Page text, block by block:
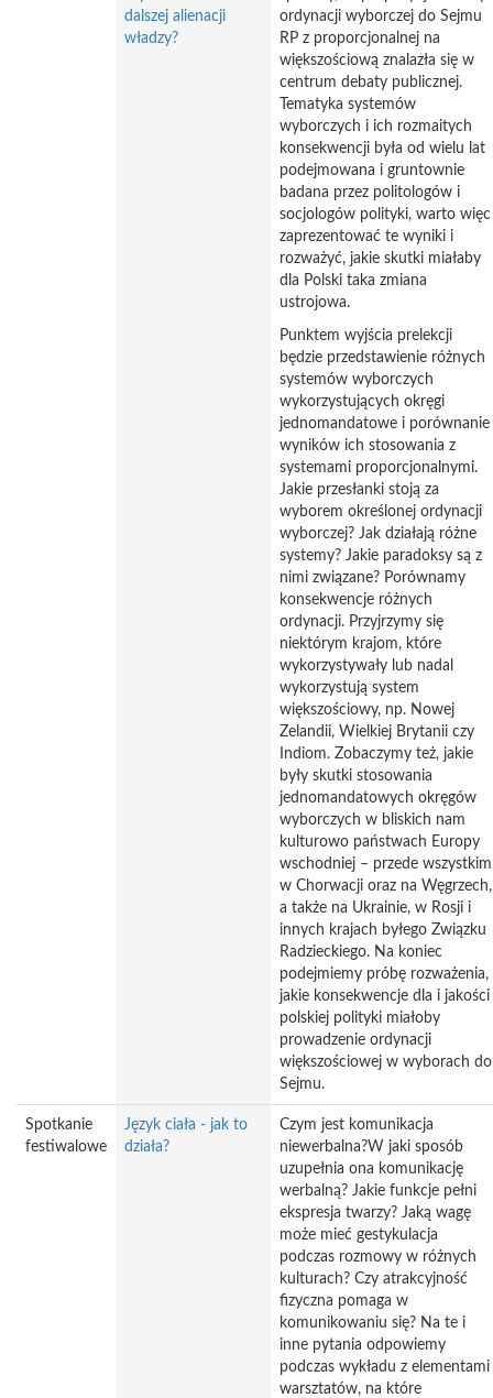
dalszej alienacji
władzy?
ordynacji wyborczej do Sejmu
RP z proporcjonalnej na
większościową znalazła się w
centrum debaty publicznej.
Tematyka systemów
wyborczych i ich rozmaitych
konsekwencji była od wielu lat
podejmowana i gruntownie
badana przez politologów i
socjologów polityki, warto więc
zaprezentować te wyniki i
rozważyć, jakie skutki miałaby
dla Polski taka zmiana
ustrojowa.
Punktem wyjścia prelekcji
będzie przedstawienie różnych
systemów wyborczych
wykorzystujących okręgi
jednomandatowe i porównanie
wyników ich stosowania z
systemami proporcjonalnymi.
Jakie przesłanki stoją za
wyborem określonej ordynacji
wyborczej? Jak działają różne
systemy? Jakie paradoksy są z
nimi związane? Porównamy
konsekwencje różnych
ordynacji. Przyjrzymy się
niektórym krajom, które
wykorzystywały lub nadal
wykorzystują system
większościowy, np. Nowej
Zelandii, Wielkiej Brytanii czy
Indiom. Zobaczymy też, jakie
były skutki stosowania
jednomandatowych okręgów
wyborczych w bliskich nam
kulturowo państwach Europy
wschodniej – przede wszystkim
w Chorwacji oraz na Węgrzech,
a także na Ukrainie, w Rosji i
innych krajach byłego Związku
Radzieckiego. Na koniec
podejmiemy próbę rozważenia,
jakie konsekwencje dla i jakości
polskiej polityki miałoby
prowadzenie ordynacji
większościowej w wyborach do
Sejmu.
Spotkanie
festiwalowe
Język ciała - jak to
działa?
Czym jest komunikacja
niewerbalna?W jaki sposób
uzupełnia ona komunikację
werbalną? Jakie funkcje pełni
ekspresja twarzy? Jaką wagę
może mieć gestykulacja
podczas rozmowy w różnych
kulturach? Czy atrakcyjność
fizyczna pomaga w
komunikowaniu się? Na te i
inne pytania odpowiemy
podczas wykładu z elementami
warsztatów, na które